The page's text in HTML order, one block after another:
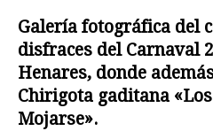
Galería fotográfica del
disfraces del Carnaval
Henares, donde
Chirigota gaditana
Mojarse».